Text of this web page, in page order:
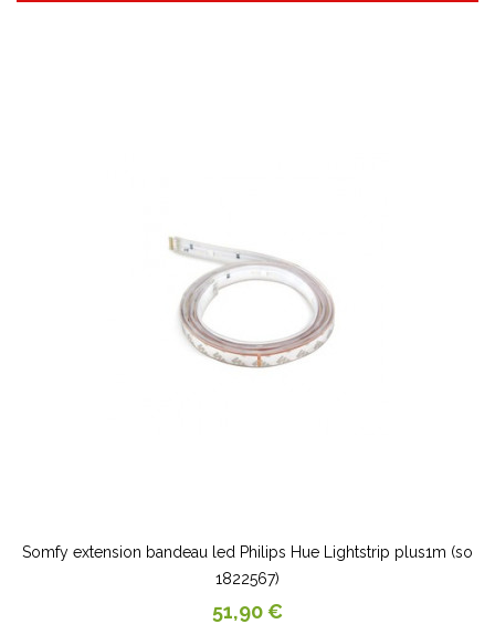
Somfy extension bandeau led Philips Hue Lightstrip plus1m (so
1822567)
Prix
51,90 €